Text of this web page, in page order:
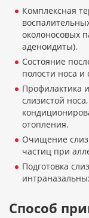
Комплексная
околоносовых
аденоидиты).
Состояние
полости носа и
Профилактика
слизистой
отопления.
Очищение
частиц при
Подготовка
Способ